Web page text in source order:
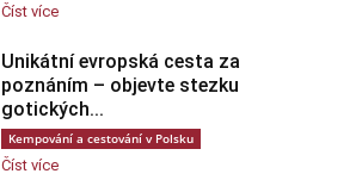
Číst více
Unikátní evropská cesta za
poznáním – objevte stezku
gotických...
Kempování a cestování v Polsku
Číst více